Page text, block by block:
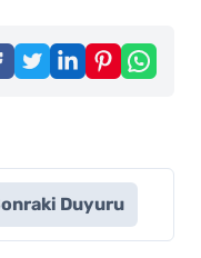
Duyuru